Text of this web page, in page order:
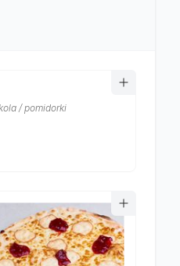
/ pomidorki